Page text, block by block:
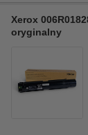
Xerox
oryginalny